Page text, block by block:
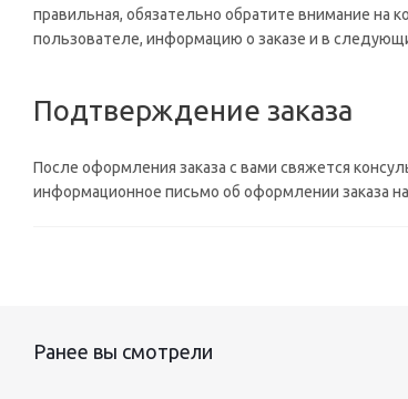
правильная, обязательно обратите внимание на
пользователе, информацию о заказе и в
Подтверждение заказа
После оформления заказа с вами свяжется
информационное письмо об оформлении заказа
Ранее вы смотрели